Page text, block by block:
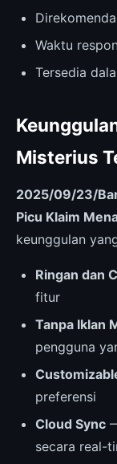
Waktu
Tersedia
Misterius
2025/09/23/
Picu Klaim
keunggulan
Ringan dan
fitur
Tanpa Iklan
pengguna
preferensi
Cloud Sync
secara real-